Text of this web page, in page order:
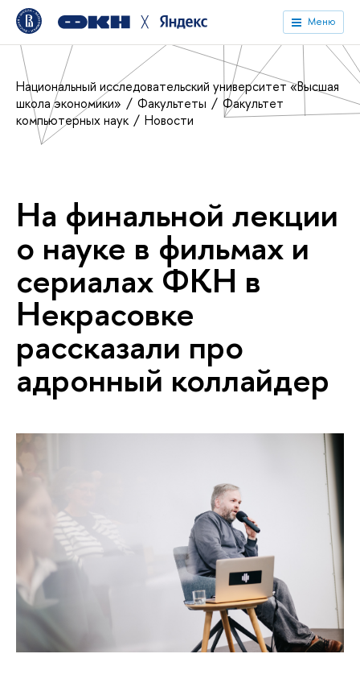
╳ Меню
Национальный исследовательский университет «Высшая
школа экономики»
Факультеты
Факультет
компьютерных наук
Новости
На финальной лекции
о науке в фильмах и
сериалах ФКН в
Некрасовке
рассказали про
адронный коллайдер